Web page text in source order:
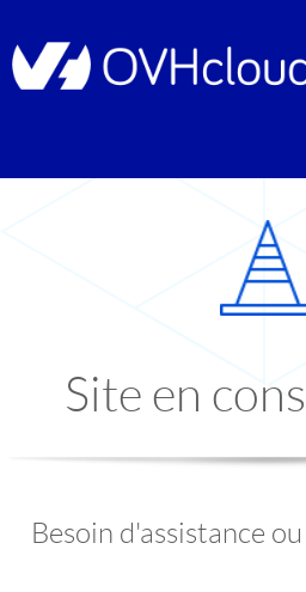
Site en
Besoin d'assistance